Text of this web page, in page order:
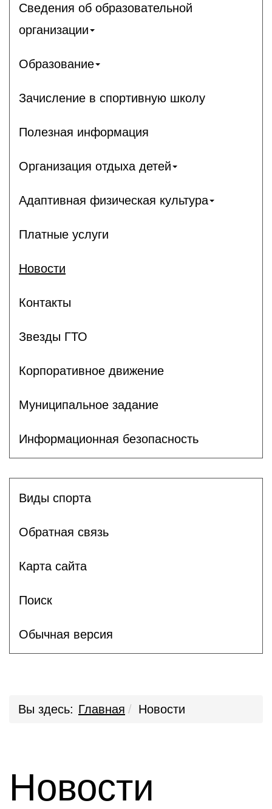
Сведения об образовательной
организации
Образование
Зачисление в спортивную школу
Полезная информация
Организация отдыха детей
Адаптивная физическая культура
Платные услуги
Новости
Контакты
Звезды ГТО
Корпоративное движение
Муниципальное задание
Информационная безопасность
Виды спорта
Обратная связь
Карта сайта
Поиск
Обычная версия
Вы здесь: Главная Новости
Новости